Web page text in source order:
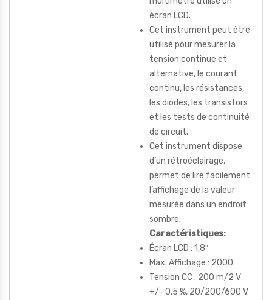
écran LCD.
Cet instrument peut être
utilisé pour mesurer la
tension continue et
alternative, le courant
continu, les résistances,
les diodes, les transistors
et les tests de continuité
de circuit.
Cet instrument dispose
d’un rétroéclairage,
permet de lire facilement
l’affichage de la valeur
mesurée dans un endroit
sombre.
Caractéristiques:
Écran LCD : 1,8″
Max. Affichage : 2000
Tension CC : 200 m/2 V
+/- 0,5 %, 20/200/600 V